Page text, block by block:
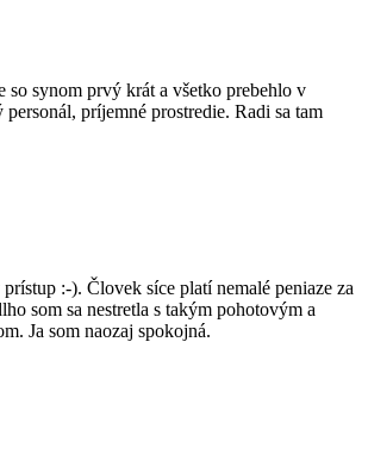
so synom prvý krát a všetko prebehlo v
príjemné prostredie. Radi sa tam
:-). Človek síce platí nemalé peniaze za
som sa nestretla s takým pohotovým a
Ja som naozaj spokojná.